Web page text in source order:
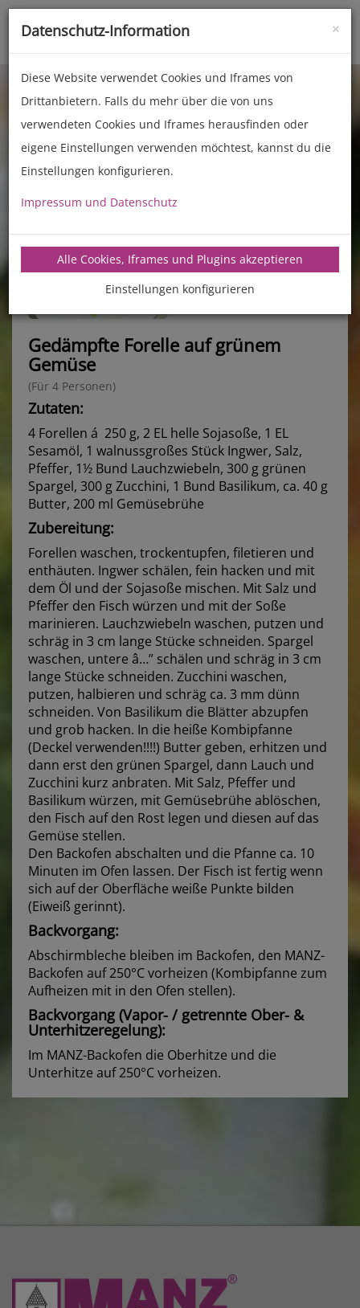
Toggle
Gedämpfte Forelle auf grünem
Gemüse
(Für 4 Personen)
Zutaten:
4 Forellen á 250 g, 2 EL helle Sojasoße, 1 EL
Sesamöl, 1 walnussgroßes Stück Ingwer, Salz,
Pfeffer, 1½ Bund Lauchzwiebeln, 300 g grünen
Spargel, 300 g Zucchini, 1 Bund Basilikum, ca. 40 g
Butter, 200 ml Gemüsebrühe
Zubereitung:
Forellen waschen, trockentupfen, filetieren und
enthäuten. Ingwer schälen, fein hacken und mit
dem Öl und der Sojasoße mischen. Mit Salz und
Pfeffer den Fisch würzen und mit der Soße
marinieren. Lauchzwiebeln waschen, putzen und
schräg in 3 cm lange Stücke schneiden. Spargel
waschen, untere â…” schälen und schräg in 3 cm
lange Stücke schneiden. Zucchini waschen,
putzen, halbieren und schräg ca. 3 mm dünn
schneiden. Von Basilikum die Blätter abzupfen
und grob hacken. In die heiße Kombipfanne
(Deckel verwenden!!!!) Butter geben, erhitzen und
dann erst den grünen Spargel, dann Lauch und
Zucchini kurz anbraten. Mit Salz, Pfeffer und
Basilikum würzen, mit Gemüsebrühe ablöschen,
den Fisch auf den Rost legen und diesen auf das
Gemüse stellen.
Den Backofen abschalten und die Pfanne ca. 10
Minuten im Ofen lassen. Der Fisch ist fertig wenn
sich auf der Oberfläche weiße Punkte bilden
(Eiweiß gerinnt).
Backvorgang:
Abschirmbleche bleiben im Backofen, den MANZ-
Backofen auf 250°C vorheizen (Kombipfanne zum
Aufheizen mit in den Ofen stellen).
Backvorgang (Vapor- / getrennte Ober- &
Unterhitzeregelung):
Im MANZ-Backofen die Oberhitze und die
Unterhitze auf 250°C vorheizen.
×
Datenschutz-Information
Diese Website verwendet Cookies und Iframes von
Drittanbietern. Falls du mehr über die von uns
verwendeten Cookies und Iframes herausfinden oder
eigene Einstellungen verwenden möchtest, kannst du die
Einstellungen konfigurieren.
Impressum und Datenschutz
Alle Cookies, Iframes und Plugins akzeptieren
Einstellungen konfigurieren